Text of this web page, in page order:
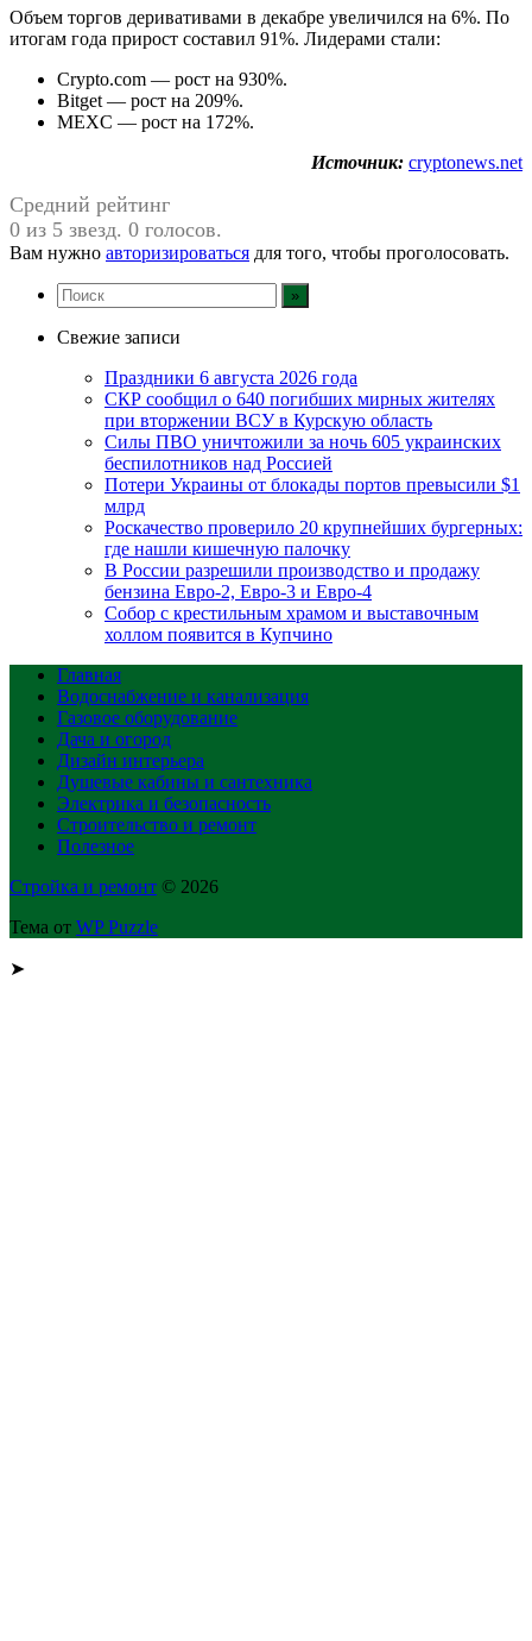
Объем торгов деривативами в декабре увеличился на 6%. По
итогам года прирост составил 91%. Лидерами стали:
Crypto.com — рост на 930%.
Bitget — рост на 209%.
MEXC — рост на 172%.
Источник: cryptonews.net
Средний рейтинг
0 из 5 звезд. 0 голосов.
Вам нужно авторизироваться для того, чтобы проголосовать.
Свежие записи
Праздники 6 августа 2026 года
СКР сообщил о 640 погибших мирных жителях
при вторжении ВСУ в Курскую область
Силы ПВО уничтожили за ночь 605 украинских
беспилотников над Россией
Потери Украины от блокады портов превысили $1
млрд
Роскачество проверило 20 крупнейших бургерных:
где нашли кишечную палочку
В России разрешили производство и продажу
бензина Евро-2, Евро-3 и Евро-4
Собор с крестильным храмом и выставочным
холлом появится в Купчино
Главная
Водоснабжение и канализация
Газовое оборудование
Дача и огород
Дизайн интерьера
Душевые кабины и сантехника
Электрика и безопасность
Строительство и ремонт
Полезное
Стройка и ремонт © 2026
Тема от WP Puzzle
➤